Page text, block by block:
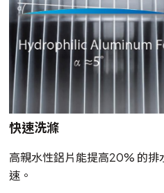
快速洗滌
高親水性鋁片能提高20% 的排
速。